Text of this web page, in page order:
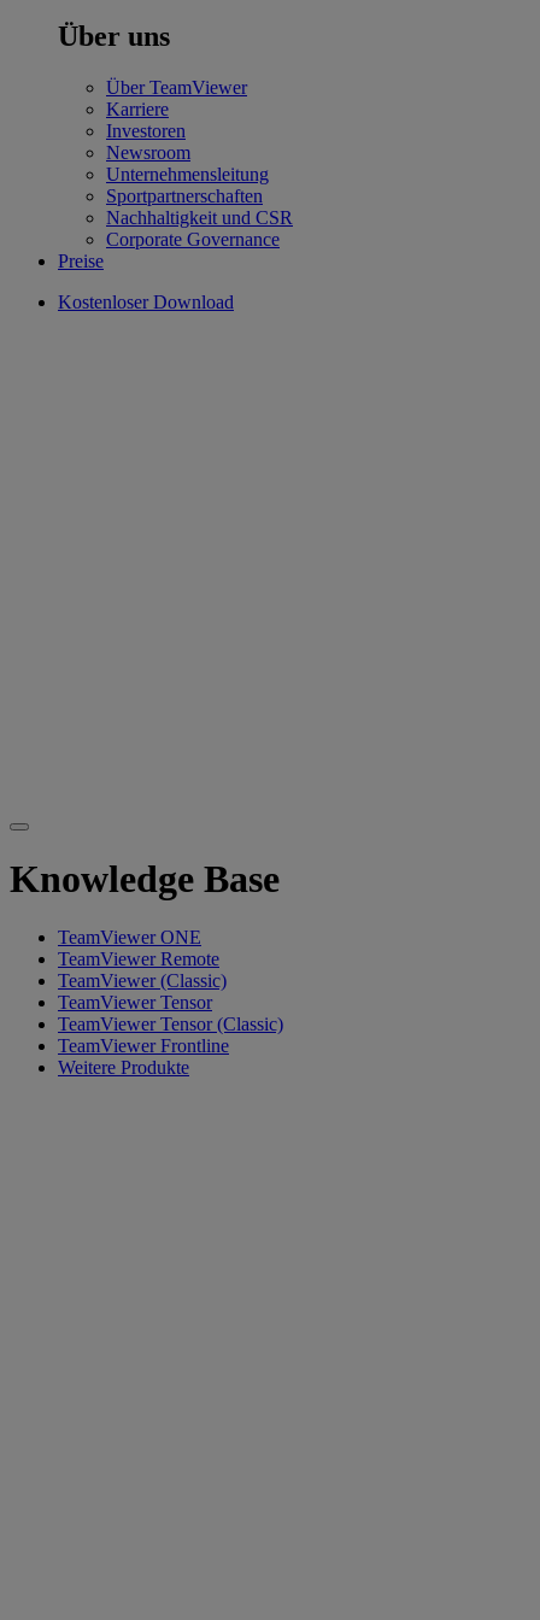
Über uns
Über TeamViewer
Karriere
Investoren
Newsroom
Unternehmensleitung
Sportpartnerschaften
Nachhaltigkeit und CSR
Corporate Governance
Preise
Kostenloser Download
Knowledge Base
TeamViewer ONE
TeamViewer Remote
TeamViewer (Classic)
TeamViewer Tensor
TeamViewer Tensor (Classic)
TeamViewer Frontline
Weitere Produkte